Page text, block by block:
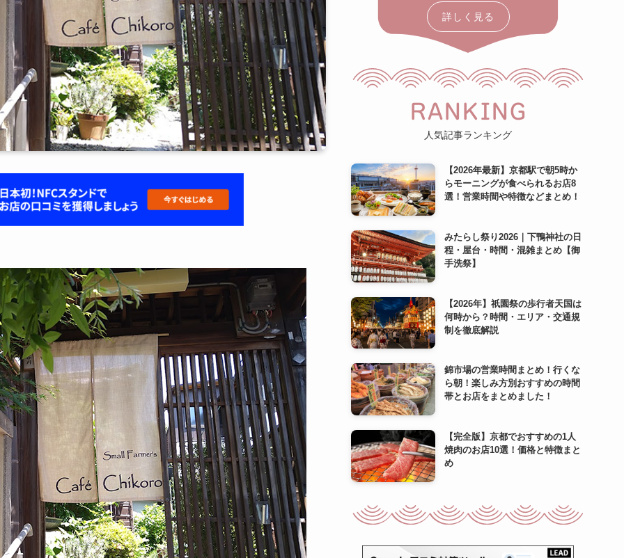
詳しく見る
RANKING
人気記事ランキング
【2026年最新】京都駅で朝5時か
らモーニングが食べられるお店8
選！営業時間や特徴などまとめ！
みたらし祭り2026｜下鴨神社の日
程・屋台・時間・混雑まとめ【御
手洗祭】
【2026年】祇園祭の歩行者天国は
何時から？時間・エリア・交通規
制を徹底解説
錦市場の営業時間まとめ！行くな
ら朝！楽しみ方別おすすめの時間
帯とお店をまとめました！
【完全版】京都でおすすめの1人
焼肉のお店10選！価格と特徴まと
め